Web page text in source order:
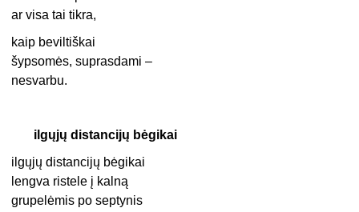
ar visa tai tikra,
kaip beviltiškai
šypsomės, suprasdami –
nesvarbu.
ilgųjų distancijų bėgikai
ilgųjų distancijų bėgikai
lengva ristele į kalną
grupelėmis po septynis